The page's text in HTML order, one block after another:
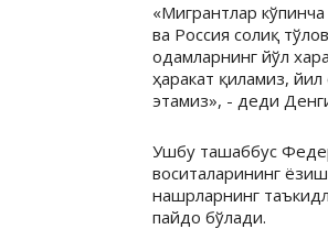
«Мигрантлар
ва Россия солиқ
одамларнинг йўл
ҳаракат қиламиз,
этамиз», - деди
Ушбу ташаббус
воситаларининг
нашрларнинг
пайдо бўлади.